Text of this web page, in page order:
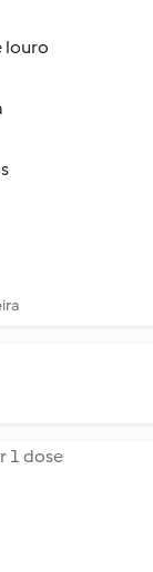
louro
1 dose